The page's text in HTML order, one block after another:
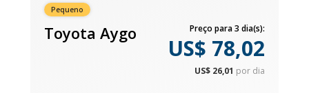
Pequeno
Toyota Aygo Preço para 3 dia(s):
US$ 78,02
US$ 26,01 por dia